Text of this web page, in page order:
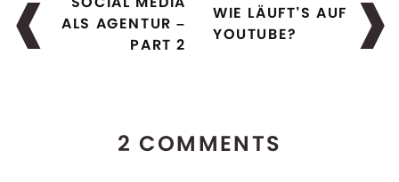
ALS AGENTUR –
PART 2
WIE LÄUFT’S AUF
YOUTUBE?
2 COMMENTS